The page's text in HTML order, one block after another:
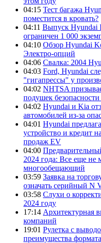
04:15 Тест багажа
поместится в кровать?
04:11 Выпуск Hyundai
ограничен 1 000
04:10 Обзор Hyundai
Электро-опций
04:06 Свалка: 2004
04:03 Ford, Hyundai
"гигапрессы" у
04:02 NHTSA
подушек
04:02 Hyundai и Kia
автомобилей из-за
04:01 Hyundai
устройство и кредит
продаж EV
04:00
2024 года: Все еще не
многообещающий
03:59 Заявка на
означать серийный N
03:58 Слухи о
2024 году
17:14 Архитектурная
компаний
19:01 Рулетка с
преимущества формата